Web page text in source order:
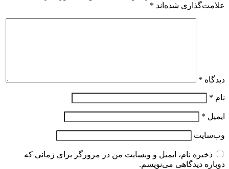
علامت‌گذاری شده‌اند *
دیدگاه *
نام *
ایمیل *
وب‌سایت
ذخیره نام، ایمیل و وبسایت من در مرورگر برای زمانی که
دوباره دیدگاهی می‌نویسم.